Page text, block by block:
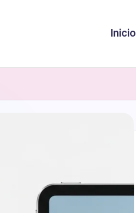
Inicio